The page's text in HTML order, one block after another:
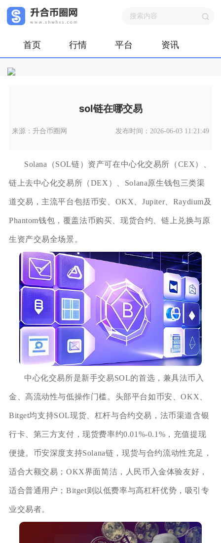
首页 行情 平台 资讯
sol链在哪交易
来源：升合币圈网 发布时间：2026-06-03 11:21:49
Solana（SOL链）资产可在中心化交易所（CEX）、
链上去中心化交易所（DEX）、Solana原生钱包三类渠
道交易，主流平台包括币安、OKX、Jupiter、Raydium及
Phantom钱包，覆盖法币购买、现货合约、链上兑换与原
生资产交易全场景。
中心化交易所是新手交易SOL的首选，兼具法币入
金、高流动性与低操作门槛。头部平台如币安、OKX、
Bitget均支持SOL现货、杠杆与合约交易，法币渠道含银
行卡、第三方支付，现货费率约0.01%-0.1%，充值提现
便捷。币安深度支持Solana链，现货与合约流动性充足，
适合大额交易；OKX界面简洁，人民币入金体验友好，
适合普通用户；Bitget则以低费率与高杠杆优势，吸引专
业交易者。